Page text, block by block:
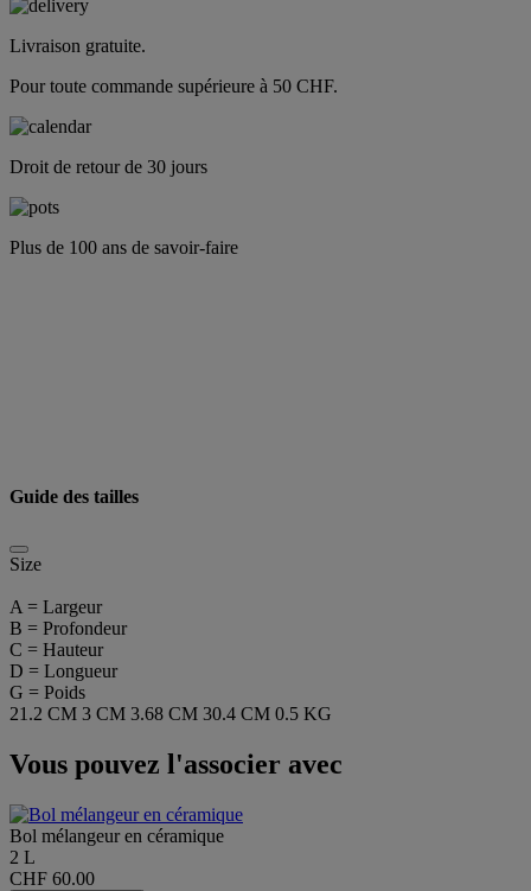
Livraison gratuite.
Pour toute commande supérieure à 50 CHF.
Droit de retour de 30 jours
Plus de 100 ans de savoir-faire
Guide des tailles
Size
A = Largeur
B = Profondeur
C = Hauteur
D = Longueur
G = Poids
21.2 CM 3 CM 3.68 CM 30.4 CM 0.5 KG
Vous pouvez l'associer avec
Bol mélangeur en céramique
2 L
CHF 60.00